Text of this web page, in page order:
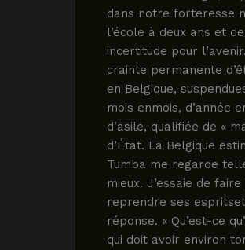
dans notre forteresse
l’école à deux ans et
incertitude pour
crainte permanente
en Belgique,
mois enmois, d’année
d’asile, qualifiée de «
d’État. La Belgique
Tumba me regarde
mieux. J’essaie de
reprendre ses
réponse. « Qu’est-ce
qui doit avoir environ